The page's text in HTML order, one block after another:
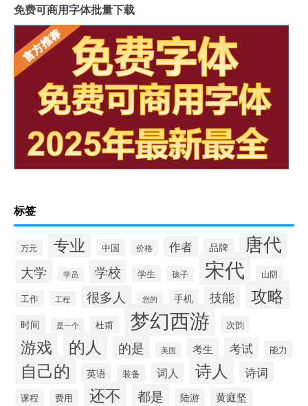
免费可商用字体批量下载
标签
万元 专业 中国 价格 作者 品牌 唐代
大学 学员 学校 学生 孩子 宋代 山阴
工作 工程 很多人 您的 手机 技能 攻略
时间 是一个 杜甫 梦幻西游 次韵
游戏 的人 的是 美国 考生 考试 能力
自己的 英语 装备 词人 诗人 诗词
课程 费用 还不 都是 陆游 黄庭坚